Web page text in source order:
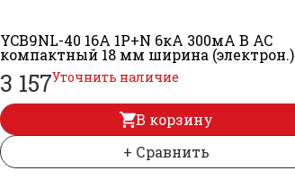
YCB9NL-40 16А 1P+N 6кА 300мА B AC
компактный 18 мм ширина (электрон.)
3 157Уточнить наличие
В корзину
+ Сравнить